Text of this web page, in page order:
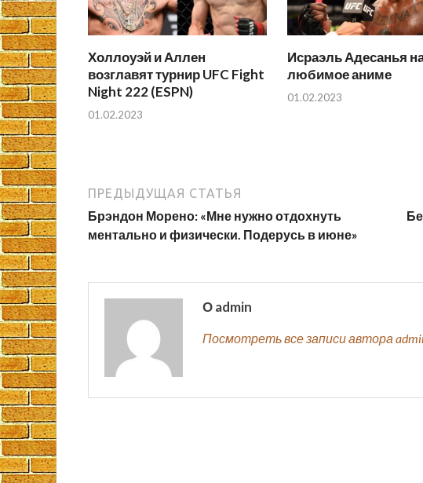
Холлоуэй и Аллен
возглавят турнир UFC Fight
Night 222 (ESPN)
01.02.2023
Исраэль Адесанья
любимое аниме
01.02.2023
ПРЕДЫДУЩАЯ СТАТЬЯ
Брэндон Морено: «Мне нужно отдохнуть
ментально и физически. Подерусь в июне»
О admin
Посмотреть все записи автора